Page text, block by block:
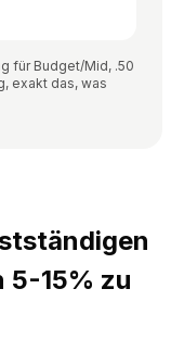
für Budget/Mid, .50
exakt das, was
5-15% zu